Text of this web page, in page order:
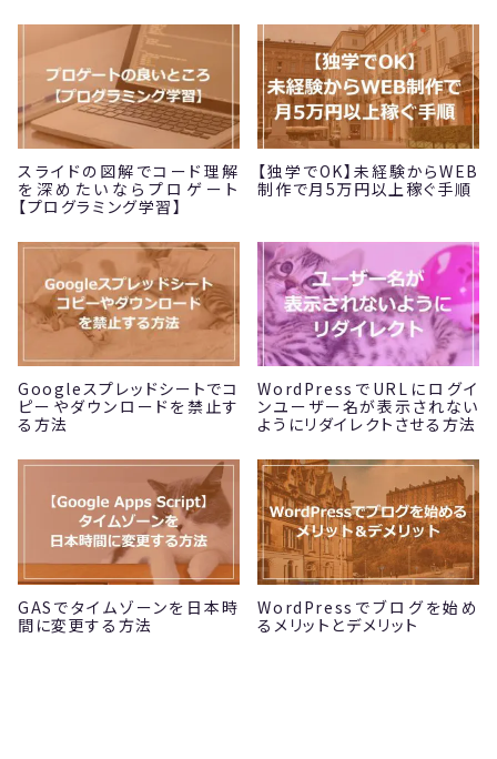
スライドの図解でコード理解
を深めたいならプロゲート
【プログラミング学習】
【独学でOK】未経験からWEB
制作で月5万円以上稼ぐ手順
Googleスプレッドシートでコ
ピーやダウンロードを禁止す
る方法
WordPressでURLにログイ
ンユーザー名が表示されない
ようにリダイレクトさせる方法
GASでタイムゾーンを日本時
間に変更する方法
WordPressでブログを始め
るメリットとデメリット